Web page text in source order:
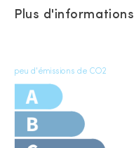
Plus d'informations
peu d'émissions de CO2